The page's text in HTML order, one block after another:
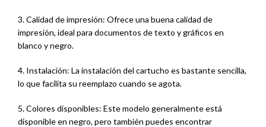
3. Calidad de impresión: Ofrece una buena calidad de
impresión, ideal para documentos de texto y gráficos en
blanco y negro.
4. Instalación: La instalación del cartucho es bastante sencilla,
lo que facilita su reemplazo cuando se agota.
5. Colores disponibles: Este modelo generalmente está
disponible en negro, pero también puedes encontrar